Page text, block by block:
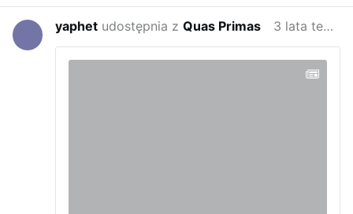
yaphet udostępnia zQuas Primas 3 lata temu